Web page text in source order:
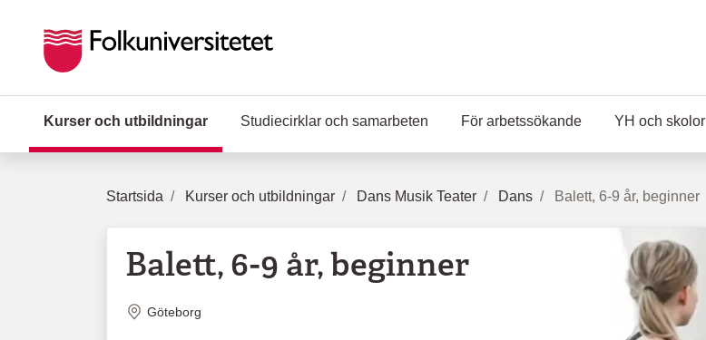
Kurser och utbildningar (Aktuell sida)
Studiecirklar och samarbeten För arbetssökande YH och skolor
Startsida Kurser och utbildningar Dans Musik Teater Dans Balett, 6-9 år, beginner
Balett, 6-9 år, beginner
Plats
Göteborg